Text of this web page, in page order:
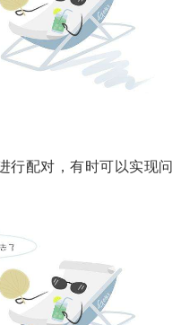
行配对，有时可以实现问